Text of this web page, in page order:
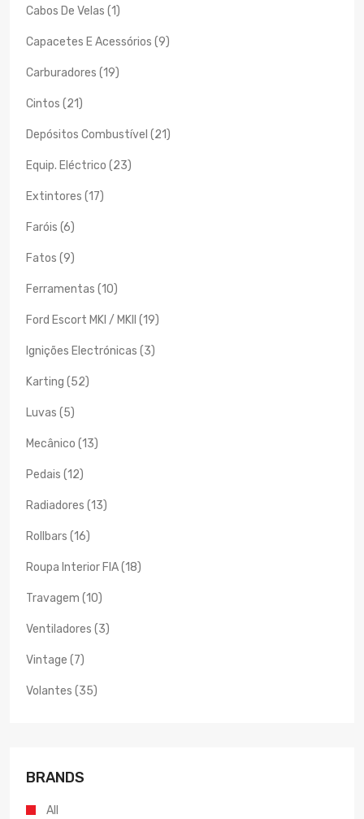
Cabos De Velas (1)
Capacetes E Acessórios (9)
Carburadores (19)
Cintos (21)
Depósitos Combustível (21)
Equip. Eléctrico (23)
Extintores (17)
Faróis (6)
Fatos (9)
Ferramentas (10)
Ford Escort MKI / MKII (19)
Ignições Electrónicas (3)
Karting (52)
Luvas (5)
Mecânico (13)
Pedais (12)
Radiadores (13)
Rollbars (16)
Roupa Interior FIA (18)
Travagem (10)
Ventiladores (3)
Vintage (7)
Volantes (35)
BRANDS
All